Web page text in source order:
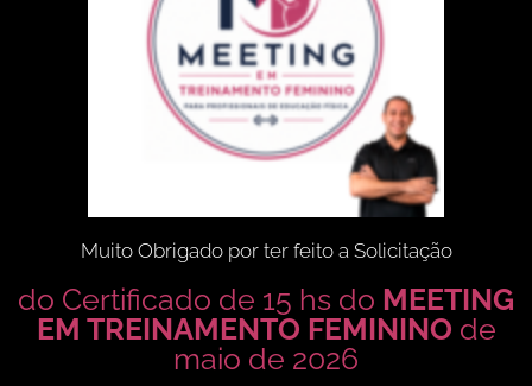
Muito Obrigado por ter feito a Solicitação
do Certificado de 15 hs do MEETING
EM TREINAMENTO FEMININO de
maio de 2026